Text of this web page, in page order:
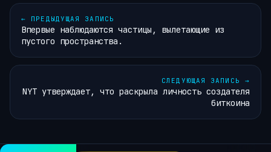
← ПРЕДЫДУЩАЯ ЗАПИСЬ
Впервые наблюдаются частицы, вылетающие из
пустого пространства.
СЛЕДУЮЩАЯ ЗАПИСЬ →
NYT утверждает, что раскрыла личность создателя
биткоина